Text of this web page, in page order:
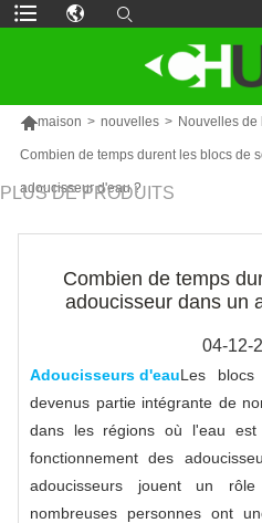
maison > nouvelles > Nouvelles de
Combien de temps durent les blocs de
adoucisseur d'eau ?
PLUS DE PRODUITS
Combien de temps
adoucisseur dans un
04-12-
Adoucisseurs d'eauLes
devenus partie intégrante de
dans les régions où l'eau
fonctionnement des
adoucisseurs jouent un
nombreuses personnes ont